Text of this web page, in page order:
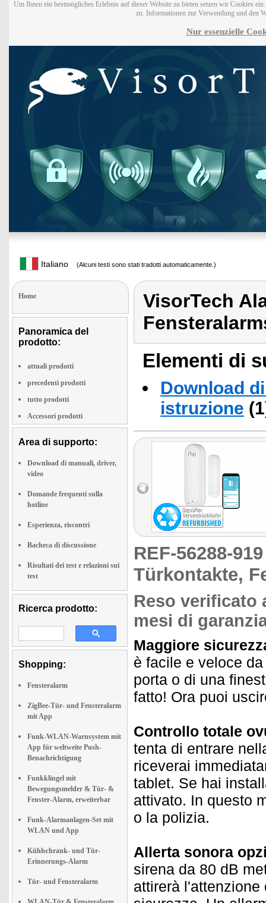
Um Ihnen ein bestmögliches Erlebnis auf dieser Website zu bieten setzen wir Cookies
zu. Informationen zur Verwendung und den
Nur essenzielle
Italiano (Alcuni testi sono stati tradotti automaticamente.)
Home
Panoramica del
prodotto:
attuali prodotti
precedenti prodotti
tutto prodotti
Accessori prodotti
Area di supporto:
Download di manuali, driver,
video
Domande frequenti sulla
hotline
Esperienza, riscontri
Bacheca di discussione
Risultati dei test e relazioni sui
test
Ricerca prodotto:
Shopping:
Fensteralarm
ZigBee-Tür- und Fensteralarm
mit App
Funk-WLAN-Warnsystem mit
App für weltweite Push-
Benachrichtigung
Funkklingel mit
Bewegungsmelder & Tür- &
Fenster-Alarm, erweiterbar
Funk-Alarmanlagen-Set mit
WLAN und App
Kühlschrank- und Tür-
Erinnerungs-Alarm
Tür- und Fensteralarm
VisorTech
Elementi di
Download
istruzione
REF-56288-
Türkontakte,
Reso verificato
mesi di
Maggiore
è facile e veloce
porta o di una
fatto! Ora puoi
Controllo totale
tenta di entrare
riceverai
tablet. Se hai
attivato. In questo
o la polizia.
Allerta sonora
sirena da 80 dB
attirerà